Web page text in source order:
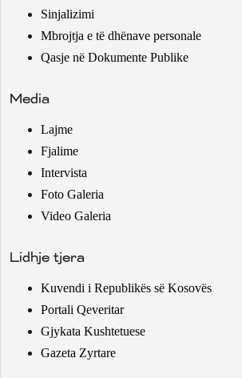
Sinjalizimi
Mbrojtja e të dhënave personale
Qasje në Dokumente Publike
Media
Lajme
Fjalime
Intervista
Foto Galeria
Video Galeria
Lidhje tjera
Kuvendi i Republikës së Kosovës
Portali Qeveritar
Gjykata Kushtetuese
Gazeta Zyrtare